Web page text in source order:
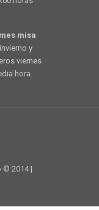
misa
y
viernes
hora.
© 2014 |